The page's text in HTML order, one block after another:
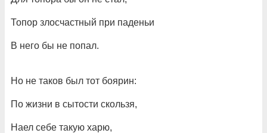
Топор злосчастный при паденьи
В него бы не попал.
Но не таков был тот боярин:
По жизни в сытости скользя,
Наел себе такую харю,